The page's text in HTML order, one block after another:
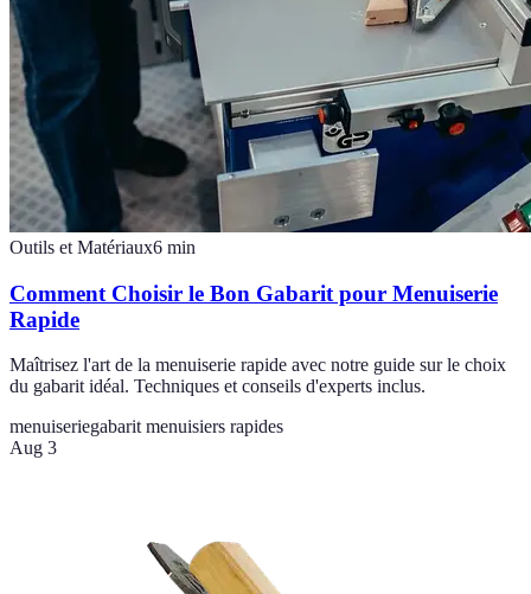
Outils et Matériaux6 min
Comment Choisir le Bon Gabarit pour Menuiserie
Rapide
Maîtrisez l'art de la menuiserie rapide avec notre guide sur le choix
du gabarit idéal. Techniques et conseils d'experts inclus.
menuiseriegabarit menuisiers rapides
Aug 3